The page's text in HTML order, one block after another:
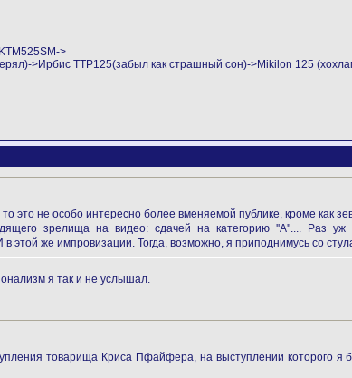
>
>Ирбис ТТР125(забыл как страшный сон)->Mikilon 125
это не особо интересно более вменяемой публике, кроме как
зрелища на видео: сдачей на категорию ''А''.... Раз
в этой же импровизации. Тогда, возможно, я приподнимусь со
я так и не услышал.
товарища Криса Пфайфера, на выступлении которого я